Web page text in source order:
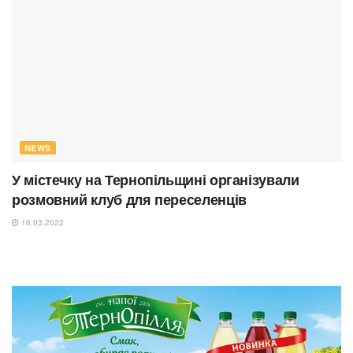
NEWS
У містечку на Тернопільщині організували
розмовний клуб для переселенців
16.03.2022